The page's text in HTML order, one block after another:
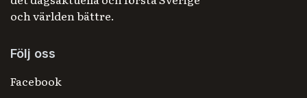
och världen bättre.
Följ oss
Facebook